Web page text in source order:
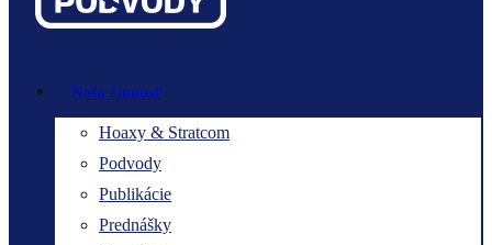
Naša činnosť
Hoaxy & Stratcom
Podvody
Publikácie
Prednášky